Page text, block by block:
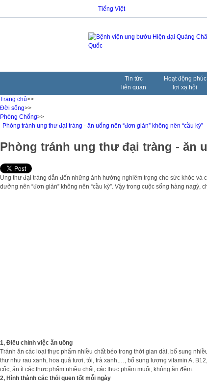
Tiếng Việt
Tin tức
liên quan
Hoạt động phúc
lợi xạ hội
Trang chủ>>
Đời sống>>
Phòng Chống>>
Phòng tránh ung thư đại tràng - ăn uống nên “đơn giản” không nên “cầu kỳ”
Phòng tránh ung thư đại tràng - ăn
Ung thư đại tràng dẫn đến những ảnh hưởng nghiêm trọng cho sức khỏe và
dưỡng nên “đơn giản” không nên “cầu kỳ”. Vậy trong cuộc sống hàng nagỳ,
1, Điều chỉnh việc ăn uống
Tránh ăn các loại thực phẩm nhiều chất béo trong thời gian dài, bổ sung
thư như rau xanh, hoa quả tươi, tỏi, trà xanh,…, bổ sung lượng vitamin A,
cốc, ăn ít các thực phẩm nhiều chất, các thực phẩm muối; không ăn đêm.
2, Hình thành các thói quen tốt mỗi ngày